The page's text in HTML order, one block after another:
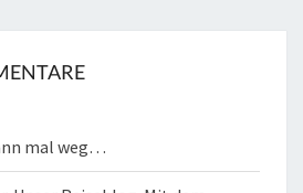
mal weg…